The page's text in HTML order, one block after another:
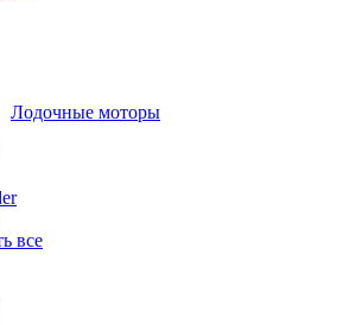
Лодочные моторы
все